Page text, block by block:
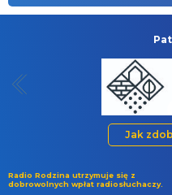
Jak
Radio Rodzina utrzymuje się z
dobrowolnych wpłat radiosłuchaczy.